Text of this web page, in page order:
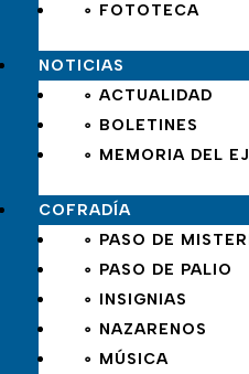
∘ FOTOTECA
NOTICIAS
∘ ACTUALIDAD
∘ BOLETINES
∘ MEMORIA DEL
COFRADÍA
∘ PASO DE
∘ PASO DE PALIO
∘ INSIGNIAS
∘ NAZARENOS
∘ MÚSICA